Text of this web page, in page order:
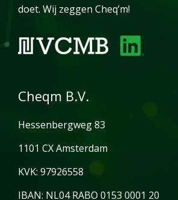
doet. Wij zeggen Cheq’m!
Cheqm B.V.
Hessenbergweg 83
1101 CX Amsterdam
KVK: 97926558
IBAN: NL04 RABO 0153 0001 20